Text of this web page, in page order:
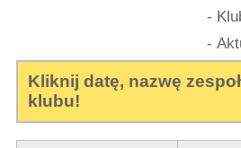
-
-
Kliknij datę, nazwę
klubu!